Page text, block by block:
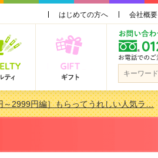
はじめての方へ 会社概要
～2999円編］もらってうれしい人気ラ…
ンキング 更新しました！
2999円編］もらってうれしい人気ラ…
更新しました！